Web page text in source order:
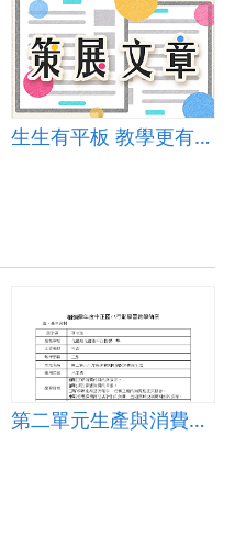
生生有平板 教學更有力-教學用平板簡易入門法
第二單元生產與消費~第2課消費與生活